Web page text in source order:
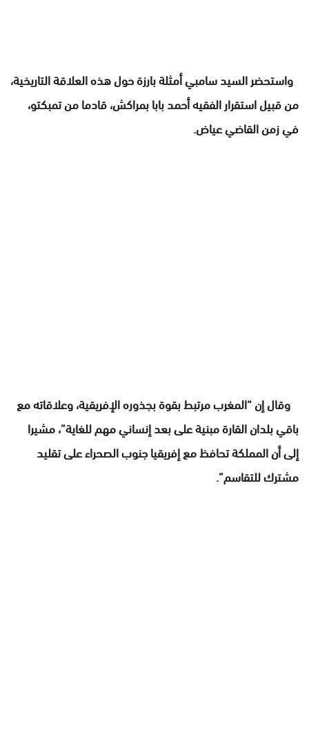
واستحضر السيد سامبي أمثلة بارزة حول هذه العلاقة التاريخية،
من قبيل استقرار الفقيه أحمد بابا بمراكش، قادما من تمبكتو،
في زمن القاضي عياض.
وقال إن “المغرب مرتبط بقوة بجذوره الإفريقية، وعلاقاته مع
باقي بلدان القارة مبنية على بعد إنساني مهم للغاية”، مشيرا
إلى أن المملكة تحافظ مع إفريقيا جنوب الصحراء على تقليد
مشترك للتقاسم”.